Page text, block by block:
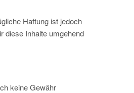
Haftung ist jedoch
diese Inhalte umgehend
keine Gewähr